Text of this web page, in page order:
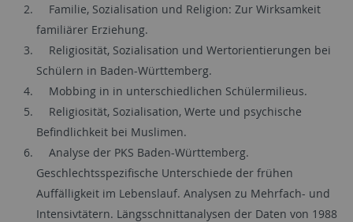
Familie, Sozialisation und Religion: Zur Wirksamkeit
familiärer Erziehung.
Religiosität, Sozialisation und Wertorientierungen bei
Schülern in Baden-Württemberg.
Mobbing in in unterschiedlichen Schülermilieus.
Religiosität, Sozialisation, Werte und psychische
Befindlichkeit bei Muslimen.
Analyse der PKS Baden-Württemberg.
Geschlechtsspezifische Unterschiede der frühen
Auffälligkeit im Lebenslauf. Analysen zu Mehrfach- und
Intensivtätern. Längsschnittanalysen der Daten von 1988